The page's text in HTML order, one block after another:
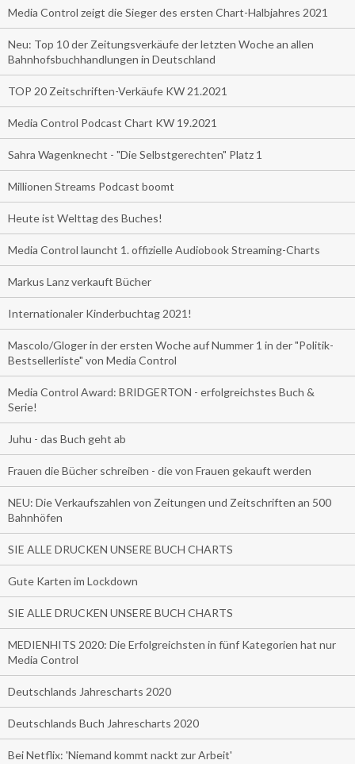
Media Control zeigt die Sieger des ersten Chart-Halbjahres 2021
Neu: Top 10 der Zeitungsverkäufe der letzten Woche an allen
Bahnhofsbuchhandlungen in Deutschland
TOP 20 Zeitschriften-Verkäufe KW 21.2021
Media Control Podcast Chart KW 19.2021
Sahra Wagenknecht - "Die Selbstgerechten" Platz 1
Millionen Streams Podcast boomt
Heute ist Welttag des Buches!
Media Control launcht 1. offizielle Audiobook Streaming-Charts
Markus Lanz verkauft Bücher
Internationaler Kinderbuchtag 2021!
Mascolo/Gloger in der ersten Woche auf Nummer 1 in der "Politik-
Bestsellerliste" von Media Control
Media Control Award: BRIDGERTON - erfolgreichstes Buch &
Serie!
Juhu - das Buch geht ab
Frauen die Bücher schreiben - die von Frauen gekauft werden
NEU: Die Verkaufszahlen von Zeitungen und Zeitschriften an 500
Bahnhöfen
SIE ALLE DRUCKEN UNSERE BUCH CHARTS
Gute Karten im Lockdown
SIE ALLE DRUCKEN UNSERE BUCH CHARTS
MEDIENHITS 2020: Die Erfolgreichsten in fünf Kategorien hat nur
Media Control
Deutschlands Jahrescharts 2020
Deutschlands Buch Jahrescharts 2020
Bei Netflix: 'Niemand kommt nackt zur Arbeit'